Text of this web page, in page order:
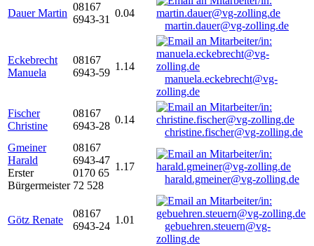
Dauer Martin
08167
6943-31
0.04
martin.dauer@vg-zolling.de
Eckebrecht
Manuela
08167
6943-59
1.14
manuela.eckebrecht@vg-
zolling.de
Fischer
Christine
08167
6943-28
0.14
christine.fischer@vg-zolling.de
Gmeiner
Harald
Erster
Bürgermeister
08167
6943-47
0170 65
72 528
1.17
harald.gmeiner@vg-zolling.de
Götz Renate
08167
6943-24
1.01
gebuehren.steuern@vg-
zolling.de